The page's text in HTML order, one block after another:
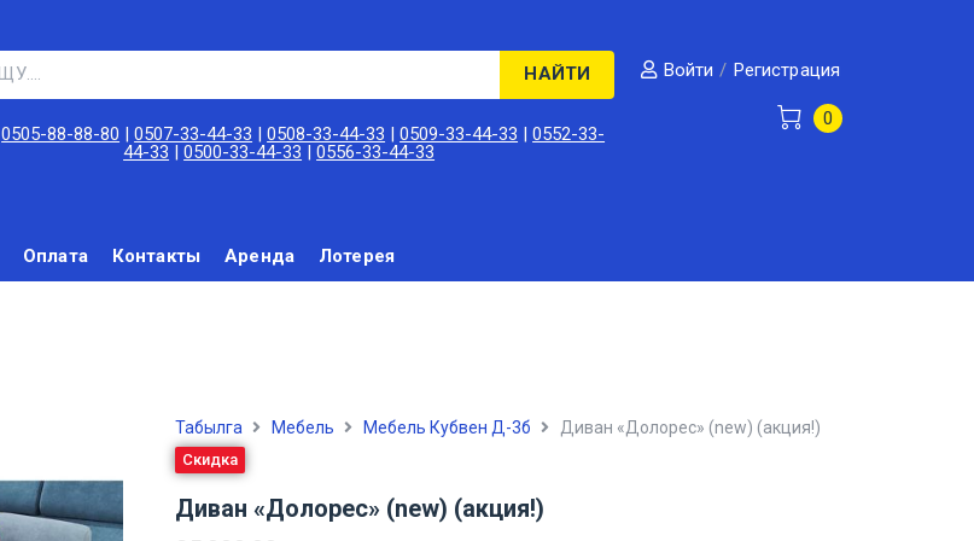
НАЙТИ
0505-88-88-80‬ |0507-33-44-33 |0508-33-44-33 |0509-33-44-33 |0552-33-
44-33 |0500-33-44-33 |0556-33-44-33
Войти / Регистрация
0
Оплата Контакты Аренда Лотерея
Табылга Мебель Мебель Кубвен Д-3б Диван «Долорес» (new) (акция!)
Скидка
Диван «Долорес» (new) (акция!)